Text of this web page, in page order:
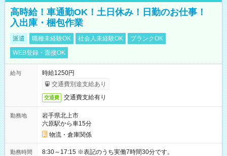
高時給！車通勤OK！土日休み！日勤のお仕事！
入出庫・梱包作業
派遣 職種未経験OK 社会人未経験OK
ブランクOK
WEB登録・面接OK
給与
時給1250円
交通費別途支給あり
交通費 交通費支給有り
勤務地
岩手県北上市
六原駅から車15分
物流・倉庫関係
勤務時間 8:30～17:15 ※表記のうち実働7時間30分です。